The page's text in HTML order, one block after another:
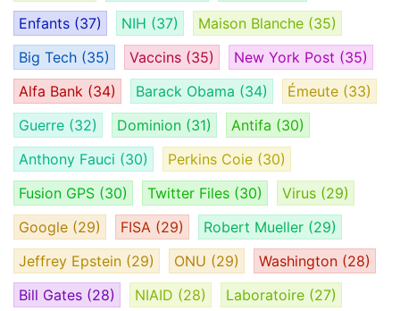
Enfants (37) NIH (37) Maison Blanche (35)
Big Tech (35) Vaccins (35) New York Post (35)
Alfa Bank (34) Barack Obama (34) Émeute (33)
Guerre (32) Dominion (31) Antifa (30)
Anthony Fauci (30) Perkins Coie (30)
Fusion GPS (30) Twitter Files (30) Virus (29)
Google (29) FISA (29) Robert Mueller (29)
Jeffrey Epstein (29) ONU (29) Washington (28)
Bill Gates (28) NIAID (28) Laboratoire (27)